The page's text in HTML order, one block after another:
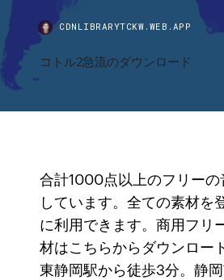
CDNLIBRARYTCKW.WEB.APP
コトル2急流のダウンロード
合計1000点以上のフリー
しています。全ての素材を
に利用できます。商用フリ
材はこちらからダウンロー
東静岡駅から徒歩3分。静